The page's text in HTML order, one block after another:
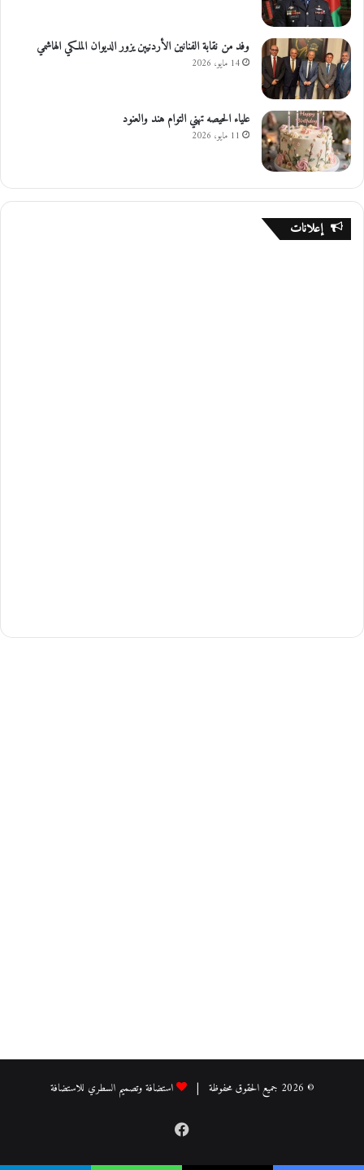
وفد من نقابة الفنانين الأردنيين يزور الديوان الملكي الهاشمي
14 مايو، 2026
علياء الحيصه تهني التوام هند والعنود
11 مايو، 2026
إعلانات
© 2026 جميع الحقوق محفوظة | استضافة وتصميم السطري للاستضافة